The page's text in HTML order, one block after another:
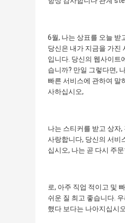
6월, 나는 상표를 오늘 받
당신은 내가 지금을 가진
입니다. 당신의 웹사이트
습니까? 만일 그렇다면,
빠른 서비스에 관하여 말
사하십시오,
나는 스티커를 받고 상자
사랑합니다, 당신의 서비
십시오, 나는 곧 다시 주
로, 아주 직업 적이고 및
쉬운 질 최고 좋습니다.
했다 보다는 나아지십시